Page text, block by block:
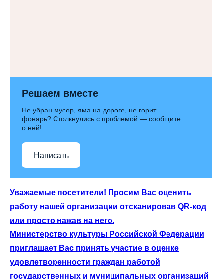
Решаем вместе
Не убран мусор, яма на дороге, не горит
фонарь? Столкнулись с проблемой — сообщите
о ней!
Написать
Уважаемые посетители! Просим Вас оценить
работу нашей организации отсканировав QR-код
или просто нажав на него.
Министерство культуры Российской Федерации
приглашает Вас принять участие в оценке
удовлетворенности граждан работой
государственных и муниципальных организаций